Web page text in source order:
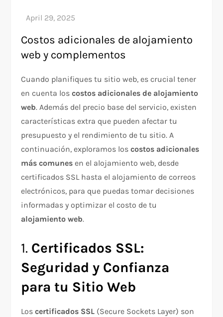
Costos adicionales de alojamiento
web y complementos
Cuando planifiques tu sitio web, es crucial tener
en cuenta loscostos adicionales de alojamiento
web. Además del precio base del servicio, existen
características extra que pueden afectar tu
presupuesto y el rendimiento de tu sitio. A
continuación, exploramos loscostos adicionales
más comunes en el alojamiento web, desde
certificados SSL hasta el alojamiento de correos
electrónicos, para que puedas tomar decisiones
informadas y optimizar el costo de tu
alojamiento web.
1. Certificados SSL:
Seguridad y Confianza
para tu Sitio Web
Loscertificados SSL (Secure Sockets Layer) son